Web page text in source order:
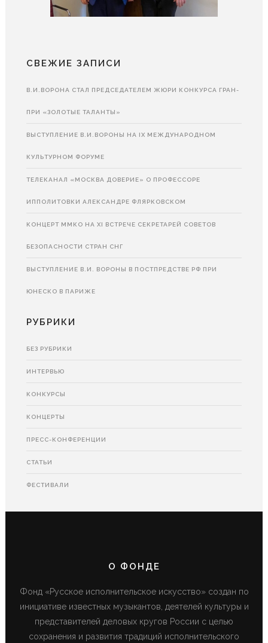
СВЕЖИЕ ЗАПИСИ
В.И.ВОРОНА СТАЛ ПРЕДСЕДАТЕЛЕМ ЖЮРИ КОНКУРСА ГРАН-
ПРИ «ЗОЛОТЫЕ ТАЛАНТЫ»
ВЫСТУПЛЕНИЕ В.И.ВОРОНЫ НА IX МЕЖДУНАРОДНОМ
КУЛЬТУРНОМ ФОРУМЕ
ТЕЛЕКАНАЛ «МОСКВА ДОВЕРИЕ» О ПРОФЕССОРЕ
ИППОЛИТОВКИ АЛЕКСАНДРЕ ФЛЯРКОВСКОМ
КОНЦЕРТ ММКО НА XI ВСТРЕЧЕ СЕКРЕТАРЕЙ СОВЕТОВ
БЕЗОПАСНОСТИ СТРАН СНГ
ВЫСТУПЛЕНИЕ В.И. ВОРОНЫ В ПОСТПРЕДСТВЕ РФ ПРИ
ЮНЕСКО В ПАРИЖЕ
РУБРИКИ
БЕЗ РУБРИКИ
ИНТЕРВЬЮ
КОНКУРСЫ
КОНЦЕРТЫ
ПРЕСС-КОНФЕРЕНЦИИ
СТАТЬИ
ФЕСТИВАЛИ
О ФОНДЕ
Фонд «Русское исполнительское искусство» создан по
инициативе известных музыкантов, деятелей культуры и
представителей деловых кругов России с целью
сохранения и развития традиций исполнительского